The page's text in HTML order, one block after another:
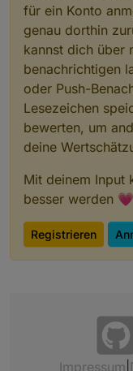
für ein Konto
genau dorthin
kannst dich über
benachrichtigen
oder Push-
Lesezeichen
bewerten, um
deine
Mit deinem Input
besser werden 💗
Registrieren
Impressum